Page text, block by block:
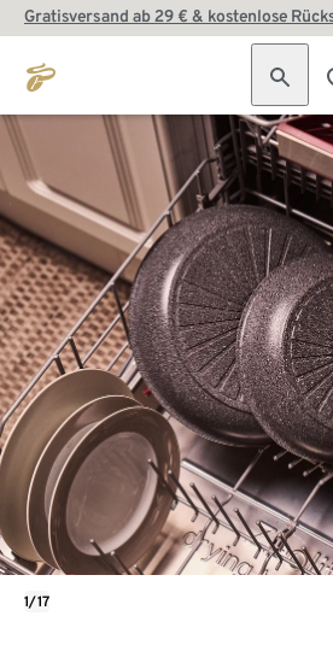
Gratisversand ab 29 € & kostenlose
1/17